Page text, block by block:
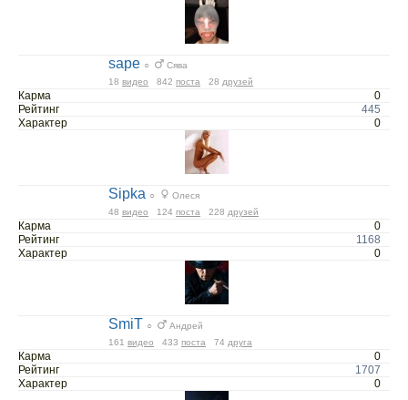
sape ○
Сява
18 видео 842 поста 28 друзей
Карма
0
Рейтинг
445
Характер
0
Sipka ○
Олеся
48 видео 124 поста 228 друзей
Карма
0
Рейтинг
1168
Характер
0
SmiT ○
Андрей
161 видео 433 поста 74 друга
Карма
0
Рейтинг
1707
Характер
0